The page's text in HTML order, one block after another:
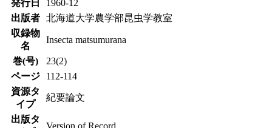
発行日
1960-12
出版者
北海道大学農学部昆虫学教室
収録物
名
Insecta matsumurana
巻(号)
23(2)
ページ
112-114
資源タ
イプ
紀要論文
出版タ
Version of Record